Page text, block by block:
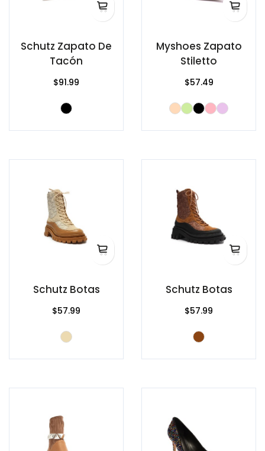
Schutz Zapato De
Tacón
$91.99
Myshoes Zapato
Stiletto
$57.49
Schutz Botas
$57.99
Schutz Botas
$57.99